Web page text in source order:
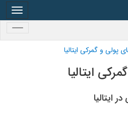
پولی و گمرکی ایتالیا
ایتالیا
ایتالیا